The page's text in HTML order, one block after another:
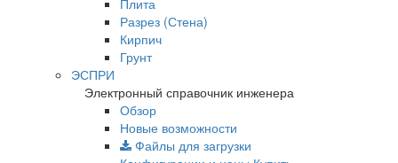
Разрез (Стена)
Кирпич
Грунт
ЭСПРИ
Электронный справочник инженера
Обзор
Новые возможности
Файлы для загрузки